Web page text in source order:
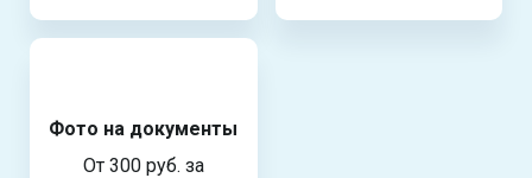
Фото на документы
От 300 руб. за